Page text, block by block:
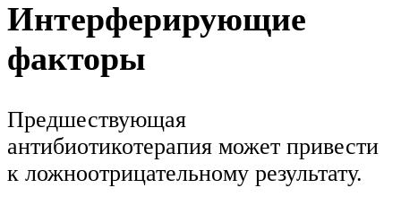
Интерферирующие
факторы
Предшествующая
антибиотикотерапия может привести
к ложноотрицательному результату.